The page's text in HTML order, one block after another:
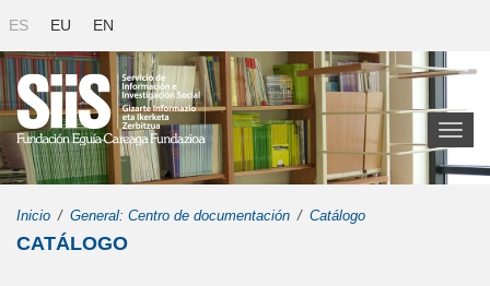
ES EU EN
Toggle
Inicio General: Centro de documentación Catálogo
CATÁLOGO